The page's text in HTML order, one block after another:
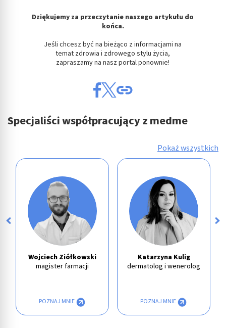
Dziękujemy za przeczytanie naszego artykułu do
końca.
Jeśli chcesz być na bieżąco z informacjami na
temat zdrowia i zdrowego stylu życia,
zapraszamy na nasz portal ponownie!
Specjaliści współpracujący z medme
Pokaż wszystkich
Wojciech Ziółkowski
magister farmacji
POZNAJ MNIE
Katarzyna Kulig
dermatolog i wenerolog
POZNAJ MNIE